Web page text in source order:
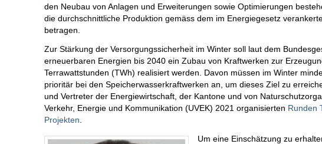
den Neubau von Anlagen und Erweiterungen sowie Optimierungen
die durchschnittliche Produktion gemäss dem im Energiegesetz
betragen.
Zur Stärkung der Versorgungssicherheit im Winter soll laut dem
erneuerbaren Energien bis 2040 ein Zubau von Kraftwerken zur
Terrawattstunden (TWh) realisiert werden. Davon müssen im Winter
prioritär bei den Speicherwasserkraftwerken an, um dieses Ziel zu
und Vertreter der Energiewirtschaft, der Kantone und von
Verkehr, Energie und Kommunikation (UVEK) 2021 organisierten Runden
Projekten
Um eine Einschätzung zu